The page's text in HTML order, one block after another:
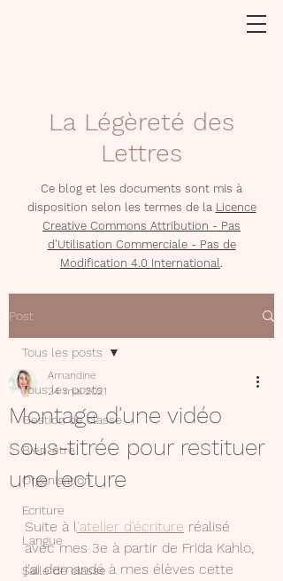
La Légèreté des
Lettres
Ce blog et les documents sont mis à
disposition selon les termes de la Licence
Creative Commons Attribution - Pas
d'Utilisation Commerciale - Pas de
Modification 4.0 International.
Post
Tous les posts
Gestion de classe
Bien-être
Organisation
Ecriture
Langue
Salle de classe
Tous les posts
Montage d'une vidéo
sous-titrée pour restituer
une lecture
Amandine
24 mai 2021
Suite à l'atelier d'écriture réalisé
avec mes 3e à partir de Frida Kahlo,
j'ai demandé à mes élèves cette